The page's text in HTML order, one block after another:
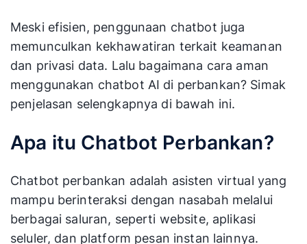
Meski efisien, penggunaan chatbot juga
memunculkan kekhawatiran terkait keamanan
dan privasi data. Lalu bagaimana cara aman
menggunakan chatbot AI di perbankan? Simak
penjelasan selengkapnya di bawah ini.
Apa itu Chatbot Perbankan?
Chatbot perbankan adalah asisten virtual yang
mampu berinteraksi dengan nasabah melalui
berbagai saluran, seperti website, aplikasi
seluler, dan platform pesan instan lainnya.